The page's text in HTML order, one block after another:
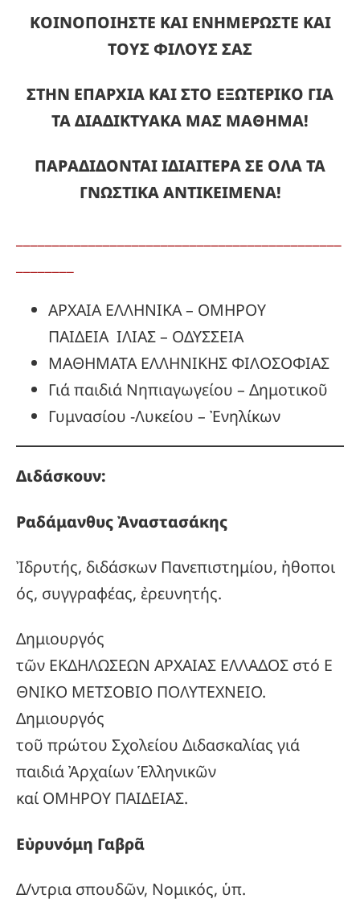
ΚΟΙΝΟΠΟΙΗΣΤΕ ΚΑΙ ΕΝΗΜΕΡΩΣΤΕ ΚΑΙ
ΤΟΥΣ ΦΙΛΟΥΣ ΣΑΣ
ΣΤΗΝ ΕΠΑΡΧΙΑ ΚΑΙ ΣΤΟ ΕΞΩΤΕΡΙΚΟ ΓΙΑ
ΤΑ ΔΙΑΔΙΚΤΥΑΚΑ ΜΑΣ ΜΑΘΗΜΑ!
ΠΑΡΑΔΙΔΟΝΤΑΙ ΙΔΙΑΙΤΕΡΑ ΣΕ ΟΛΑ ΤΑ
ΓΝΩΣΤΙΚΑ ΑΝΤΙΚΕΙΜΕΝΑ!
ΑΡΧΑΙΑ ΕΛΛΗΝΙΚΑ – ΟΜΗΡΟΥ
ΠΑΙΔΕΙΑ ΙΛΙΑΣ – ΟΔΥΣΣΕΙΑ
ΜΑΘΗΜΑΤΑ ΕΛΛΗΝΙΚΗΣ ΦΙΛΟΣΟΦΙΑΣ
Γιά παιδιά Νηπιαγωγείου – Δημοτικοῦ
Γυμνασίου -Λυκείου – Ἐνηλίκων
Διδάσκουν:
ΡαδάμανθυςἈναστασάκης
Ἰδρυτής, διδάσκων Πανεπιστημίου, ἠθοποι
ός, συγγραφέας, ἐρευνητής.
Δημιουργός
τῶν ΕΚΔΗΛΩΣΕΩΝ ΑΡΧΑΙΑΣ ΕΛΛΑΔΟΣ στό Ε
ΘΝΙΚΟ ΜΕΤΣΟΒΙΟ ΠΟΛΥΤΕΧΝΕΙΟ.
Δημιουργός
τοῦ πρώτου Σχολείου Διδασκαλίας γιά
παιδιά Ἀρχαίων Ἑλληνικῶν
καί ΟΜΗΡΟΥ ΠΑΙΔΕΙΑΣ.
Εὐρυνόμη Γαβρᾶ
Δ/ντρια σπουδῶν, Νομικός, ὑπ.